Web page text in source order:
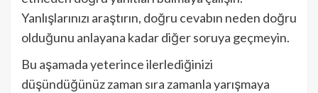
Yanlışlarınızı araştırın, doğru cevabın neden doğru
olduğunu anlayana kadar diğer soruya geçmeyin.
Bu aşamada yeterince ilerlediğinizi
düşündüğünüz zaman sıra zamanla yarışmaya